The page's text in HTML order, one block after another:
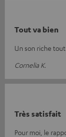
Tout va bien
Un son riche
Cornelia K.
Très satisfait
Pour moi, le